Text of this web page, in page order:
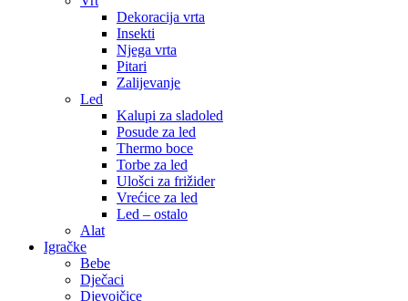
Dekoracija vrta
Insekti
Njega vrta
Pitari
Zalijevanje
Led
Kalupi za sladoled
Posude za led
Thermo boce
Torbe za led
Ulošci za frižider
Vrećice za led
Led – ostalo
Alat
Igračke
Bebe
Dječaci
Djevojčice